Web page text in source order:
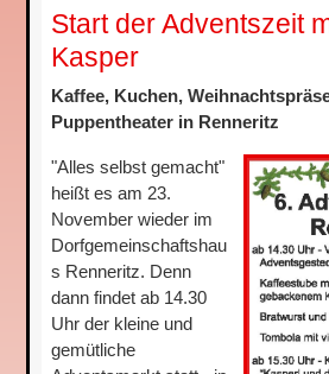
Start der Adventszeit
Kasper
Kaffee, Kuchen,
Puppentheater in Renneritz
"Alles selbst gemacht"
heißt es am 23.
November wieder im
Dorfgemeinschaftshau
s Renneritz. Denn
dann findet ab 14.30
Uhr der kleine und
gemütliche